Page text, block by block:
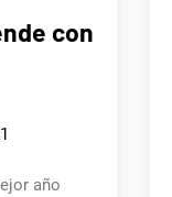
con
año